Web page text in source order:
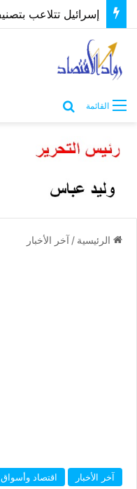
القائمة
الرئيسية / آخر الأخبار
آخر الأخبار اقتصاد وأسواق